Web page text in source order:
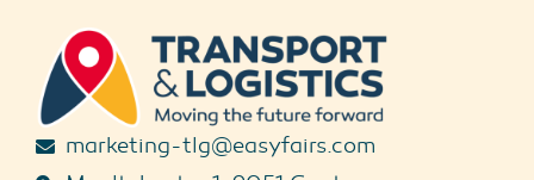
marketing-tlg@easyfairs.com